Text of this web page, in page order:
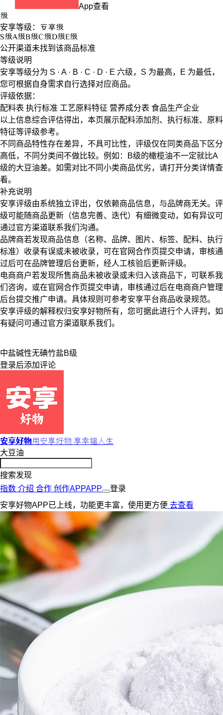
App查看
级
安享等级： 安享级
S级A级B级C级D级E级
公开渠道未找到该商品标准
等级说明
安享等级分为 S · A · B · C · D · E 六级， S 为最高， E 为最低，
您可根据自身需求自行选择对应商品。
评级依据：
配料表 执行标准 工艺原料特征 营养成分表 食品生产企业
以上信息综合评估得出，本页展示配料添加剂 、 执行标准、 原料
特征等评级参考。
不同商品特性存在差异，不具可比性，评级仅在 同类商品下区分
高低，不同分类间不做比较。例如：B级的橄榄油不一定就比A
级的大豆油差。如需对比不同小类商品优劣，请打开分类详情查
看。
补充说明
安享评级由系统独立评出，仅依赖商品信息， 与品牌商无关。评
级可能随商品更新（信息完善、迭代）有细微变动，如有异议可
通过官方渠道联系我们沟通。
品牌商若发现商品信息（名称、品牌、图片、标签、配料、执行
标准）收录有误或未被收录，可在官网合作页提交申请，审核通
过后可在品牌管理后台更新，经人工核验后更新评级。
电商商户若发现所售商品未被收录或未归入该商品下，可联系我
们咨询，或在官网合作页提交申请，审核通过后在电商商户管理
后台提交推广申请。具体规则可参考安享平台商品收录规范。
安享评级的解释权归安享好物所有，您可据此进行个人评判，如
有疑问可通过官方渠道联系我们。
中盐碱性无碘竹盐B级
登录后添加评论
安享好物用安享好物 享幸福人生
大豆油
搜索发现
指数 介绍 合作 创作APPAPP
登录
安享好物APP已上线，功能更丰富，使用更方便 去查看